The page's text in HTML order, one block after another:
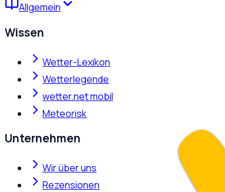
Allgemein
Wissen
Wetter-Lexikon
Wetterlegende
wetter.net mobil
Meteorisk
Unternehmen
Wir über uns
Rezensionen